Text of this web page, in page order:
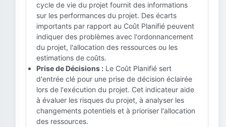
cycle de vie du projet fournit des informations
sur les performances du projet. Des écarts
importants par rapport au Coût Planifié peuvent
indiquer des problèmes avec l'ordonnancement
du projet, l'allocation des ressources ou les
estimations de coûts.
Prise de Décisions : Le Coût Planifié sert
d'entrée clé pour une prise de décision éclairée
lors de l'exécution du projet. Cet indicateur aide
à évaluer les risques du projet, à analyser les
changements potentiels et à prioriser l'allocation
des ressources.